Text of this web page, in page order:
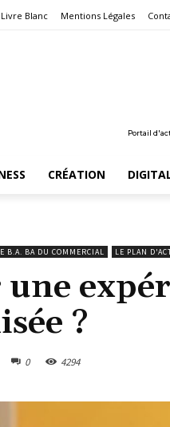
Livre Blanc Mentions Légales
Portail
CRÉATION
B.A. BA DU COMMERCIAL LE PLAN
?
0 4294